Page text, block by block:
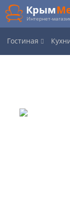
Крым
Интернет-
Гостиная